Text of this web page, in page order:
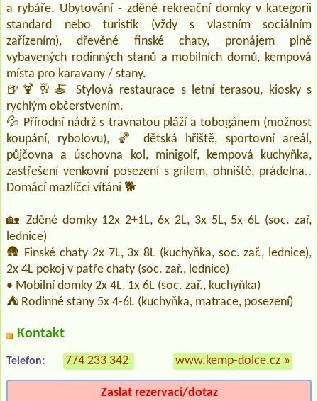
a rybáře. Ubytování - zděné rekreační domky v kategorii
standard nebo turistik (vždy s vlastním sociálním
zařízením), dřevěné finské chaty, pronájem plně
vybavených rodinných stanů a mobilních domů, kempová
místa pro karavany / stany.
🍺🍹🥂🍝 Stylová restaurace s letní terasou, kiosky s
rychlým občerstvením.
💦 Přírodní nádrž s travnatou pláží a tobogánem (možnost
koupání, rybolovu), 🏀 dětská hřiště, sportovní areál,
půjčovna a úschovna kol, minigolf, kempová kuchyňka,
zastřešení venkovní posezení s grilem, ohniště, prádelna..
Domácí mazlíčci vítáni 🐕‍
🏡 Zděné domky 12x 2+1L, 6x 2L, 3x 5L, 5x 6L (soc. zař,
lednice)
🛖 Finské chaty 2x 7L, 3x 8L (kuchyňka, soc. zař., lednice),
2x 4L pokoj v patře chaty (soc. zař., lednice)
• Mobilní domky 2x 4L, 1x 6L (soc. zař., kuchyňka)
⛺ Rodinné stany 5x 4-6L (kuchyňka, matrace, posezení)
Kontakt
Telefon: 774 233 342 www.kemp-dolce.cz »
Zaslat rezervaci/dotaz